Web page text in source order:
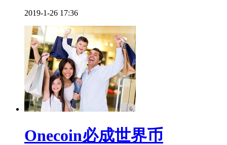
2019-1-26 17:36
Onecoin必成世界币